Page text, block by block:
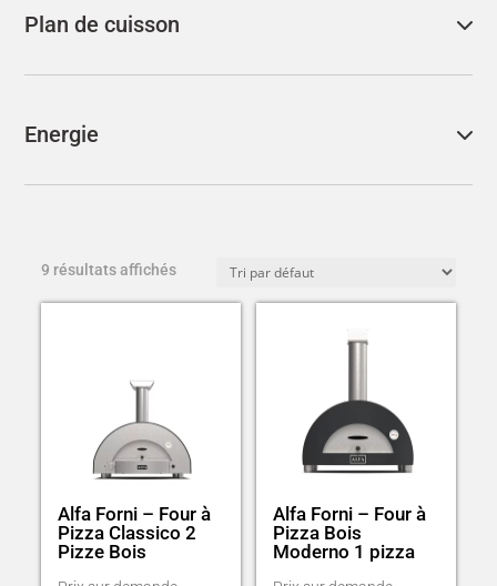
Plan de cuisson
Energie
9 résultats affichés
Alfa Forni – Four à
Pizza Classico 2
Pizze Bois
Alfa Forni – Four à
Pizza Bois
Moderno 1 pizza